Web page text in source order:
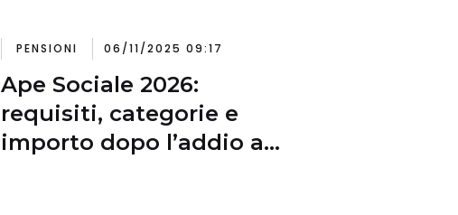
PENSIONI 06/11/2025 09:17
Ape Sociale 2026:
requisiti, categorie e
importo dopo l’addio a